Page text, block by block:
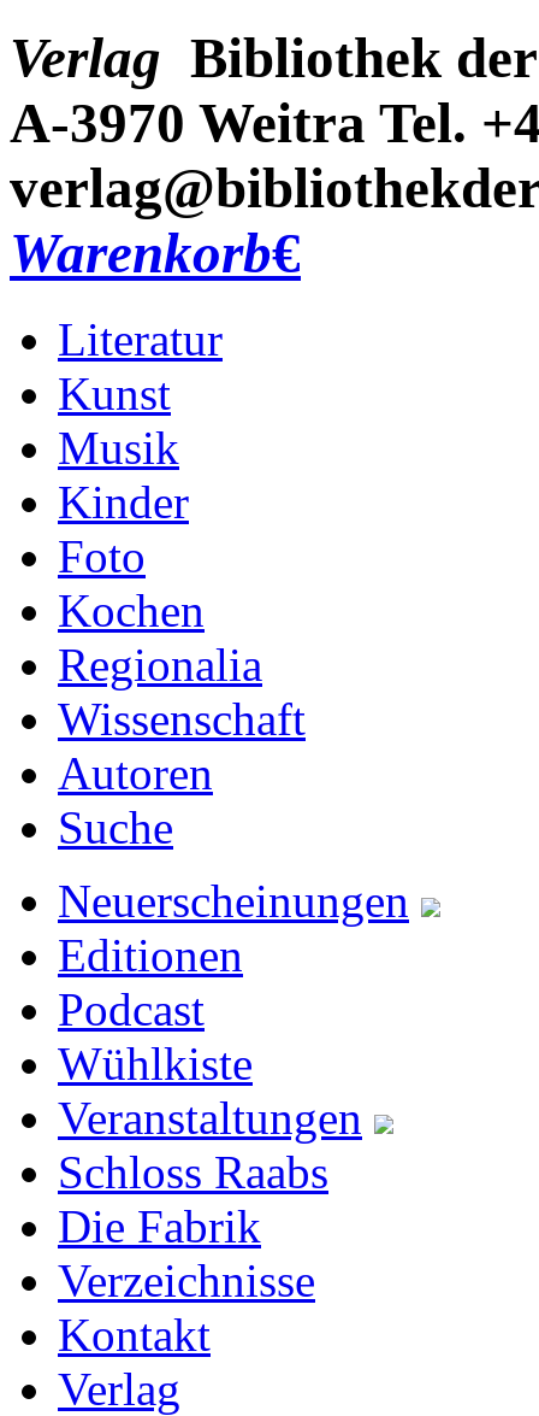
Verlag Bibliothek
A-3970 Weitra Tel.
Warenkorb€
Literatur
Kunst
Musik
Kinder
Foto
Kochen
Regionalia
Wissenschaft
Autoren
Suche
Neuerscheinungen
Editionen
Podcast
Wühlkiste
Veranstaltungen
Schloss Raabs
Die Fabrik
Verzeichnisse
Kontakt
Verlag